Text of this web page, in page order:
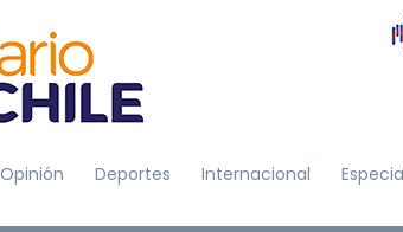
Opinión Deportes Internacional